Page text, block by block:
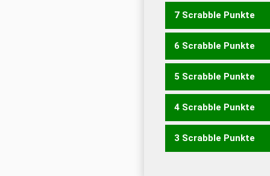
EKEL EKLE ELKE KERL
7 Scrabble Punkte
LEK KREE
6 Scrabble Punkte
CER
5 Scrabble Punkte
ERLE LEER
4 Scrabble Punkte
LEE
3 Scrabble Punkte